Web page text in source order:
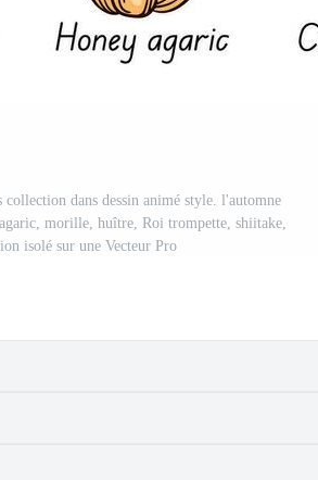
dans dessin animé style. l'automne
morille, huître, Roi trompette, shiitake,
isolé sur une Vecteur Pro